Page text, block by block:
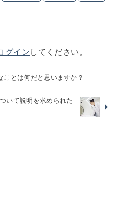
グイン してください。
ことは何だと思いますか？
いて説明を求められた